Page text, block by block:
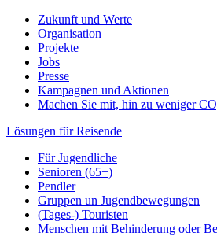
Zukunft und Werte
Organisation
Projekte
Jobs
Presse
Kampagnen und Aktionen
Machen Sie mit, hin zu weniger
Lösungen für Reisende
Für Jugendliche
Senioren (65+)
Pendler
Gruppen un Jugendbewegungen
(Tages-) Touristen
Menschen mit Behinderung oder